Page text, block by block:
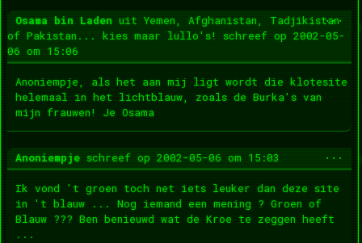
Osama bin Laden uit Yemen, Afghanistan, Tadjikistan
of Pakistan... kies maar lullo's! schreef op 2002-05-
06 om 15:06
Anoniempje, als het aan mij ligt wordt die klotesite
helemaal in het lichtblauw, zoals de Burka's van
mijn frauwen! Je Osama
...
Anoniempje schreef op 2002-05-06 om 15:03
Ik vond 't groen toch net iets leuker dan deze site
in 't blauw ... Nog iemand een mening ? Groen of
Blauw ??? Ben benieuwd wat de Kroe te zeggen heeft
...
...